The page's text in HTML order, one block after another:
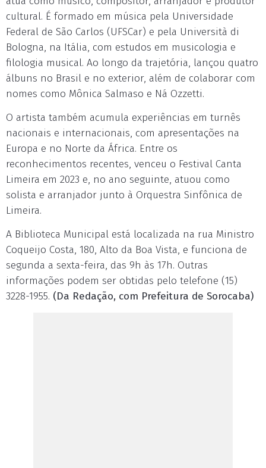
cultural. É formado em música pela Universidade
Federal de São Carlos (UFSCar) e pela Università di
Bologna, na Itália, com estudos em musicologia e
filologia musical. Ao longo da trajetória, lançou quatro
álbuns no Brasil e no exterior, além de colaborar com
nomes como Mônica Salmaso e Ná Ozzetti.
O artista também acumula experiências em turnês
nacionais e internacionais, com apresentações na
Europa e no Norte da África. Entre os
reconhecimentos recentes, venceu o Festival Canta
Limeira em 2023 e, no ano seguinte, atuou como
solista e arranjador junto à Orquestra Sinfônica de
Limeira.
A Biblioteca Municipal está localizada na rua Ministro
Coqueijo Costa, 180, Alto da Boa Vista, e funciona de
segunda a sexta-feira, das 9h às 17h. Outras
informações podem ser obtidas pelo telefone (15)
3228-1955. (Da Redação, com Prefeitura de Sorocaba)